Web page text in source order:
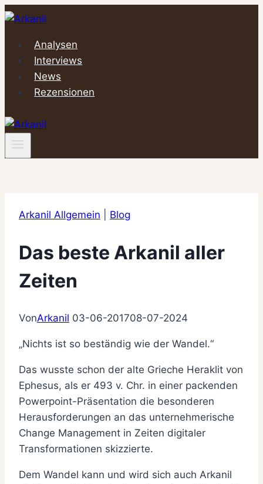
Zum
springenAnalysen
Interviews
News
Rezensionen
Arkanil Allgemein Blog
Das beste Arkanil aller
Zeiten
VonArkanil 03-06-201708-07-2024
„Nichts ist so beständig wie der Wandel.“
Das wusste schon der alte Grieche Heraklit von
Ephesus, als er 493 v. Chr. in einer packenden
Powerpoint-Präsentation die besonderen
Herausforderungen an das unternehmerische
Change Management in Zeiten digitaler
Transformationen skizzierte.
Dem Wandel kann und wird sich auch Arkanil